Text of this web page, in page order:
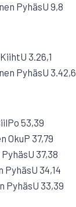
PyhäsU 9,8
3.26,1
PyhäsU 3.42,6
53,39
OkuP 37,79
37,38
PyhäsU 34,14
PyhäsU 33,39